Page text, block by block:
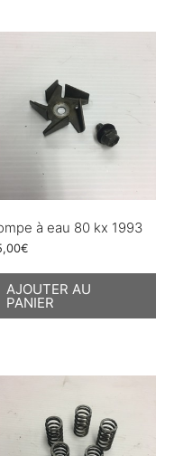
à eau 80 kx 1993
€
AJOUTER AU
PANIER